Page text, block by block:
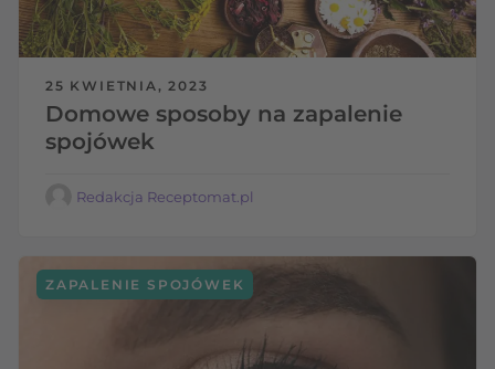
25 KWIETNIA, 2023
Domowe sposoby na zapalenie
spojówek
Redakcja Receptomat.pl
ZAPALENIE SPOJÓWEK